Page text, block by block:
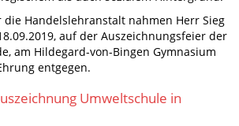
Handelslehranstalt nahmen Herr Sieg
auf der Auszeichnungsfeier der
am Hildegard-von-Bingen Gymnasium
entgegen.
Umweltschule in